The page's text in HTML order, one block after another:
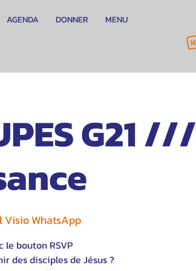
DONNER MENU
AGENDA
G21 ///
Visio WhatsApp
le bouton RSVP
des disciples de Jésus ?